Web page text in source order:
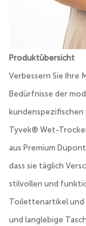
Produktübersicht
Verbessern Sie Ihre
Bedürfnisse der
Tyvek® Wet-
aus Premium
dass sie täglich
stilvollen und
Toilettenartikel und
und langlebige